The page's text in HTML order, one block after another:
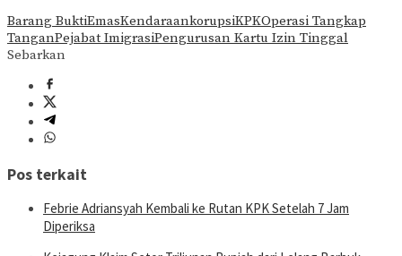
Barang BuktiEmasKendaraankorupsiKPKOperasi Tangkap
TanganPejabat ImigrasiPengurusan Kartu Izin Tinggal
Sebarkan
Pos terkait
Febrie Adriansyah Kembali ke Rutan KPK Setelah 7 Jam
Diperiksa